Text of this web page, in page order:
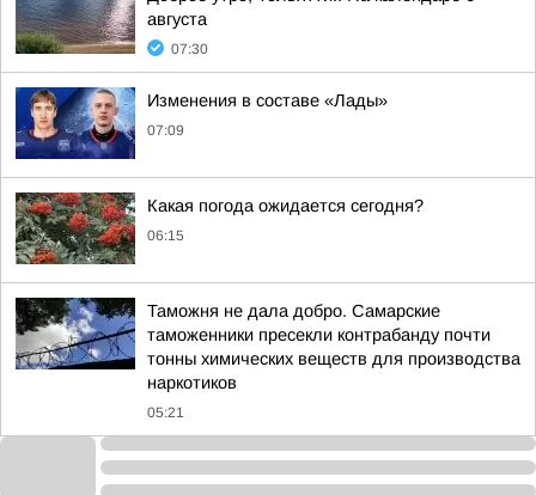
августа
07:30
Изменения в составе «Лады»
07:09
Какая погода ожидается сегодня?
06:15
Таможня не дала добро. Самарские
таможенники пресекли контрабанду почти
тонны химических веществ для производства
наркотиков
05:21